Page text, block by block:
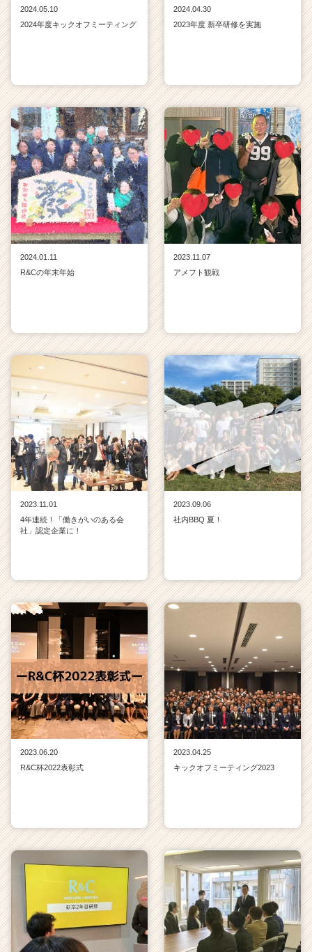
2024.05.10
2024年度キックオフミーティング
2024.04.30
2023年度 新卒研修を実施
2024.01.11
R&Cの年末年始
2023.11.07
アメフト観戦
2023.11.01
4年連続！「働きがいのある会
社」認定企業に！
2023.09.06
社内BBQ 夏！
2023.06.20
R&C杯2022表彰式
2023.04.25
キックオフミーティング2023